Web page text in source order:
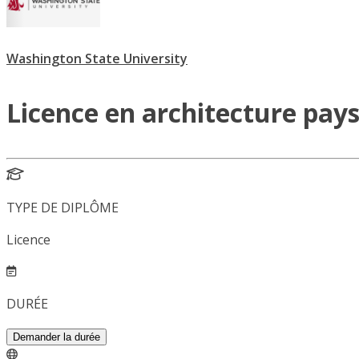
Washington State University
Licence en architecture
TYPE DE DIPLÔME
Licence
DURÉE
Demander la durée